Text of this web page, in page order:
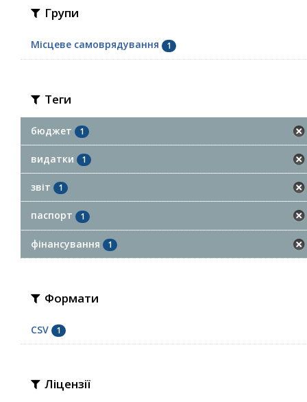
Групи
Місцеве самоврядування 1
Теги
бюджет 1
видатки 1
звіт 1
паспорт 1
фінансування 1
Формати
CSV 1
Ліцензії